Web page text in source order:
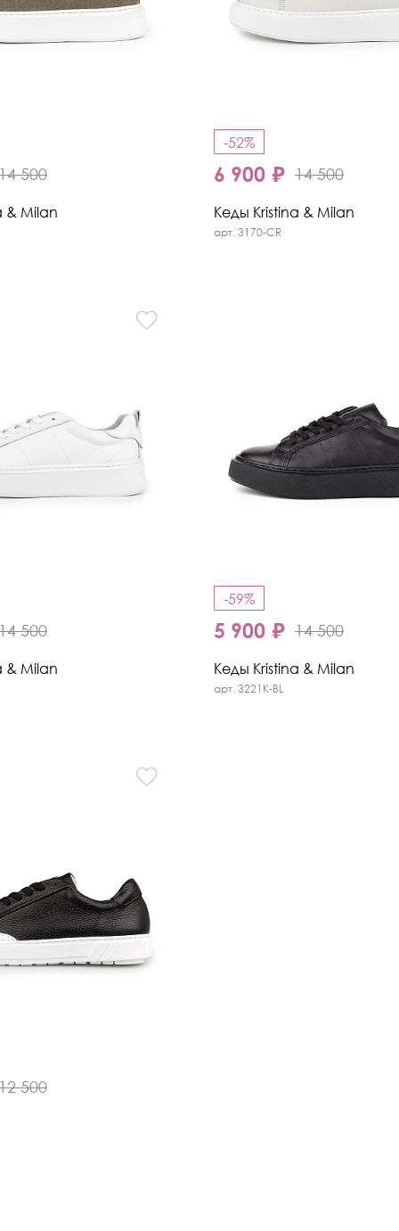
500
& Milan
-52%
6 900 ₽ 14 500
Кеды Kristina & Milan
арт. 3170-CR
500
& Milan
-59%
5 900 ₽ 14 500
Кеды Kristina & Milan
арт. 3221K-BL
500